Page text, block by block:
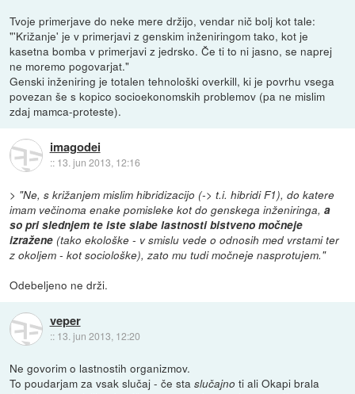
Tvoje primerjave do neke mere držijo, vendar nič bolj kot tale:
"'Križanje' je v primerjavi z genskim inženiringom tako, kot je
kasetna bomba v primerjavi z jedrsko. Če ti to ni jasno, se naprej
ne moremo pogovarjat."
Genski inženiring je totalen tehnološki overkill, ki je povrhu vsega
povezan še s kopico socioekonomskih problemov (pa ne mislim
zdaj mamca-proteste).
imagodei
:: 13. jun 2013, 12:16
> "Ne, s križanjem mislim hibridizacijo (-> t.i. hibridi F1), do katere
imam večinoma enake pomisleke kot do genskega inženiringa,a
so pri slednjem te iste slabe lastnosti bistveno močneje
izražene (tako ekološke - v smislu vede o odnosih med vrstami ter
z okoljem - kot sociološke), zato mu tudi močneje nasprotujem."
Odebeljeno ne drži.
veper
:: 13. jun 2013, 12:20
Ne govorim o lastnostih organizmov.
To poudarjam za vsak slučaj - če staslučajno ti ali Okapi brala